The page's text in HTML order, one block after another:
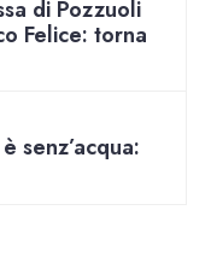
di Pozzuoli
Felice: torna
senz’acqua: